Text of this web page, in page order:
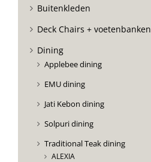
Buitenkleden
Deck Chairs + voetenbanken
Dining
Applebee dining
EMU dining
Jati Kebon dining
Solpuri dining
Traditional Teak dining
ALEXIA